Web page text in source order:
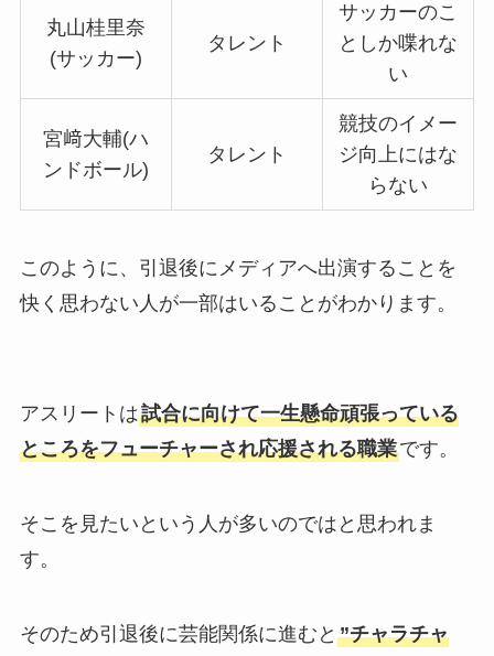
丸山桂里奈
(サッカー)
タレント
サッカーのこ
としか喋れな
い
宮﨑大輔(ハ
ンドボール)
タレント
競技のイメー
ジ向上にはな
らない
このように、引退後にメディアへ出演することを
快く思わない人が一部はいることがわかります。
アスリートは試合に向けて一生懸命頑張っている
ところをフューチャーされ応援される職業です。
そこを見たいという人が多いのではと思われま
す。
そのため引退後に芸能関係に進むと ”チャラチャ